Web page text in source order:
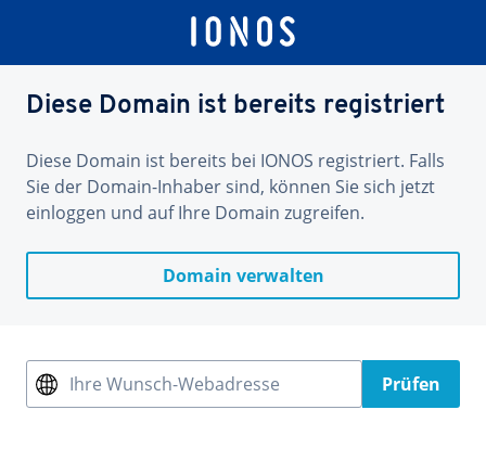
Diese Domain ist bereits registriert
Diese Domain ist bereits bei IONOS registriert. Falls
Sie der Domain-Inhaber sind, können Sie sich jetzt
einloggen und auf Ihre Domain zugreifen.
Domain verwalten
Ihre Wunsch-Webadresse Prüfen